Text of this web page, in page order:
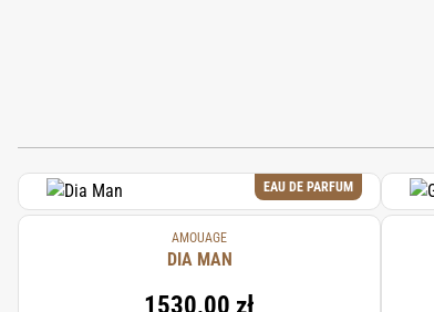
EAU DE PARFUM
AMOUAGE
DIA MAN
1530,00 zł